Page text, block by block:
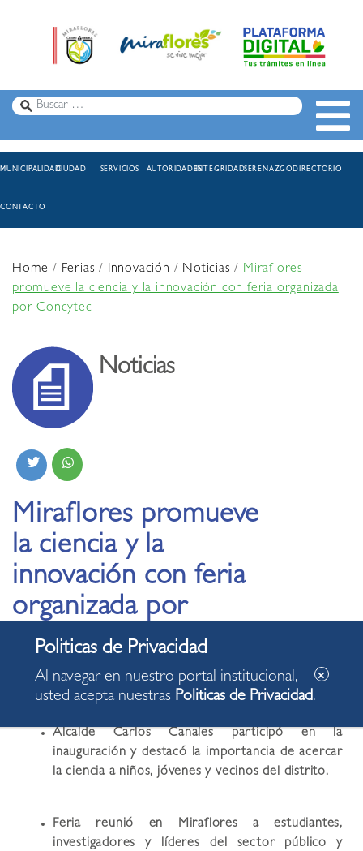
MUNICIPALIDADCIUDAD SERVICIOS AUTORIDADESINTEGRIDADSERENAZGODIRECTORIO
CONTACTO
Home/Ferias/Innovación/Noticias/Miraflores
promueve la ciencia y la innovación con feria organizada
por Concytec
Noticias
Miraflores promueve
la ciencia y la
innovación con feria
organizada por
Concytec
06.06.2026
Alcalde Carlos Canales participó en la
inauguración y destacó la importancia de acercar
la ciencia a niños, jóvenes y vecinos del distrito.
Feria reunió en Miraflores a estudiantes,
investigadores y líderes del sector público y
Al navegar en nuestro portal institucional,
usted acepta nuestras Politicas de Privacidad.